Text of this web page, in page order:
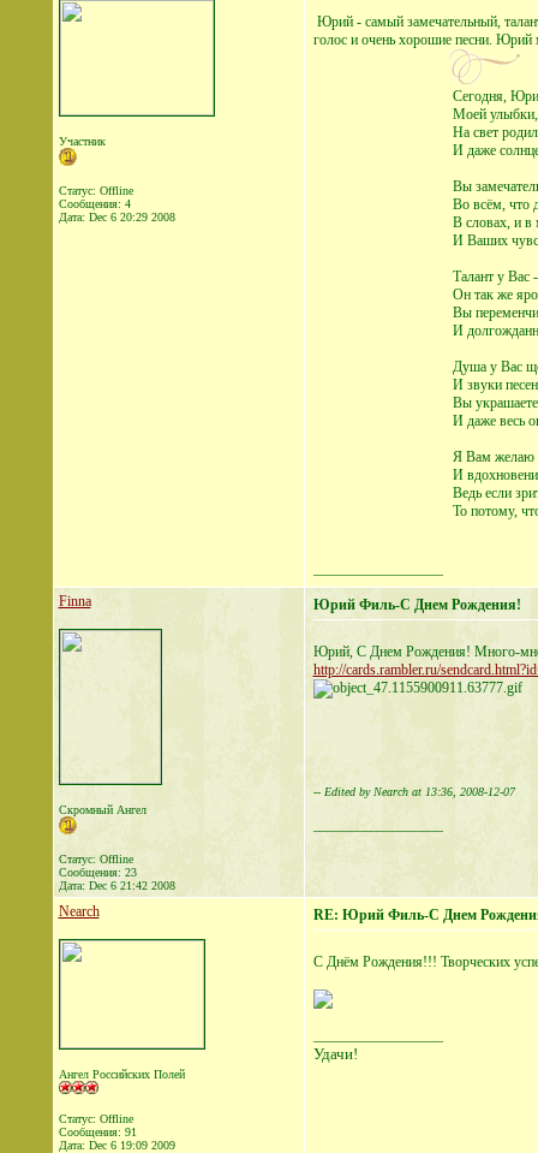
Участник
Статус: Offline
Сообщения: 4
Дата: Dec 6 20:29 2008
Юрий - самый замечательный,
голос и очень хорошие песни. Юрий
Сегодня,
Моей улыбки,
На свет
И даже
Вы
Во всём, что
В словах, и в
И Ваших
Талант у Вас
Он так же
Вы
И
Душа у Вас
И звуки
Вы
И даже весь
Я Вам желаю
И
Ведь если
То потому,
Finna
Скромный Ангел
Статус: Offline
Сообщения: 23
Дата: Dec 6 21:42 2008
Юрий Филь-С Днем Рождения!
Юрий, С Днем Рождения! Много-
http://cards.rambler.ru/
-- Edited by Nearch at 13:36, 2008-12-07
Nearch
Ангел Российских Полей
Статус: Offline
Сообщения: 91
Дата: Dec 6 19:09 2009
RE: Юрий Филь-С Днем
С Днём Рождения!!! Творческих
Удачи!